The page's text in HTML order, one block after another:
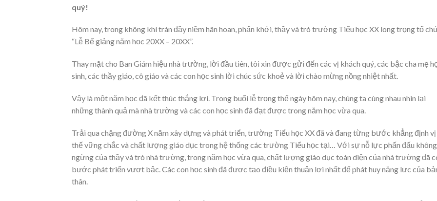
quý!
Hôm nay, trong không khí tràn đầy niềm hân hoan, phấn khởi, thầy và trò trường Tiểu học XX long trọng tổ
“Lễ Bế giảng năm học 20XX – 20XX”.
Thay mặt cho Ban Giám hiệu nhà trường, lời đầu tiên, tôi xin được gửi đến các vị khách quý, các bậc cha mẹ
sinh, các thầy giáo, cô giáo và các con học sinh lời chúc sức khoẻ và lời chào mừng nồng nhiệt nhất.
Vậy là một năm học đã kết thúc thắng lợi. Trong buổi lễ trọng thể ngày hôm nay, chúng ta cùng nhau nhìn lại
những thành quả mà nhà trường và các con học sinh đã đạt được trong năm học vừa qua.
Trải qua chặng đường X năm xây dựng và phát triển, trường Tiểu học XX đã và đang từng bước khẳng định vị
thế vững chắc và chất lượng giáo dục trong hệ thống các trường Tiểu học tại… Với sự nỗ lực phấn đấu không
ngừng của thầy và trò nhà trường, trong năm học vừa qua, chất lượng giáo dục toàn diện của nhà trường đã
bước phát triển vượt bậc. Các con học sinh đã được tạo điều kiện thuận lợi nhất để phát huy năng lực của
thân.